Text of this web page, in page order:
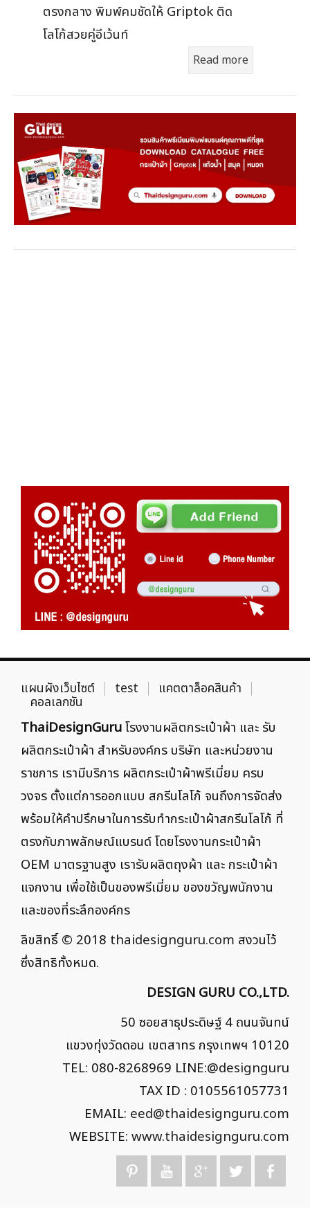
ตรงกลาง พิมพ์คมชัดให้ Griptok ติด
โลโก้สวยคู่อีเว้นท์
Read more
แผนผังเว็บไซต์ test แคตตาล็อคสินค้า
คอลเลกชัน
ThaiDesignGuruโรงงานผลิตกระเป๋าผ้า และ รับ
ผลิตกระเป๋าผ้า สำหรับองค์กร บริษัท และหน่วยงาน
ราชการ เรามีบริการ ผลิตกระเป๋าผ้าพรีเมี่ยม ครบ
วงจร ตั้งแต่การออกแบบ สกรีนโลโก้ จนถึงการจัดส่ง
พร้อมให้คำปรึกษาในการรับทำกระเป๋าผ้าสกรีนโลโก้ ที่
ตรงกับภาพลักษณ์แบรนด์ โดยโรงงานกระเป๋าผ้า
OEM มาตรฐานสูง เรารับผลิตถุงผ้า และ กระเป๋าผ้า
แจกงาน เพื่อใช้เป็นของพรีเมี่ยม ของขวัญพนักงาน
และของที่ระลึกองค์กร
ลิขสิทธิ์ © 2018 thaidesignguru.com สงวนไว้
ซึ่งสิทธิทั้งหมด.
DESIGN GURU CO.,LTD.
50 ซอยสาธุประดิษฐ์ 4 ถนนจันทน์
แขวงทุ่งวัดดอน เขตสาทร กรุงเทพฯ 10120
TEL: 080-8268969 LINE:@designguru
TAX ID : 0105561057731
EMAIL: eed@thaidesignguru.com
WEBSITE: www.thaidesignguru.com